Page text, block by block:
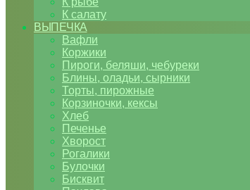
К салату
ВЫПЕЧКА
Вафли
Коржики
Пироги, беляши, чебуреки
Блины, оладьи, сырники
Торты, пирожные
Корзиночки, кексы
Хлеб
Печенье
Хворост
Рогалики
Булочки
Бисквит